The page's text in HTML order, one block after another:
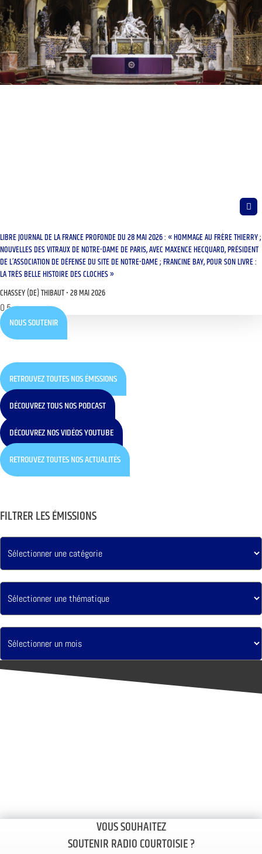
LIBRE JOURNAL DE LA FRANCE PROFONDE DU 28 MAI 2026 : « HOMMAGE AU FRÈRE THIERRY ;
NOUVELLES DES VITRAUX DE NOTRE-DAME DE PARIS, AVEC MAXENCE HECQUARD, PRÉSIDENT
DE L’ASSOCIATION DE DÉFENSE DU SITE DE NOTRE-DAME ; FRANCINE BAY, POUR SON LIVRE :
LA TRÈS BELLE HISTOIRE DES CLOCHES »
CHASSEY (DE) THIBAUT 28 MAI 2026
NOUS SOUTENIR
RETROUVEZ TOUTES NOS ÉMISSIONS
DÉCOUVREZ TOUS NOS PODCAST
DÉCOUVREZ NOS VIDÉOS YOUTUBE
RETROUVEZ TOUTES NOS ACTUALITÉS
FILTRER LES ÉMISSIONS
VOUS SOUHAITEZ
SOUTENIR RADIO COURTOISIE ?